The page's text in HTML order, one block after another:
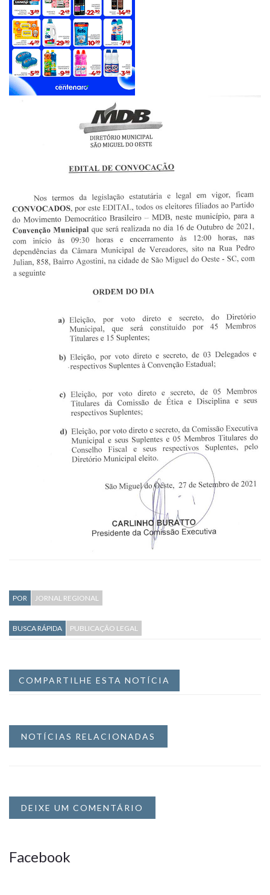
POR JORNAL REGIONAL
BUSCA RÁPIDA PUBLICAÇÃO LEGAL
COMPARTILHE ESTA NOTÍCIA
NOTÍCIAS RELACIONADAS
DEIXE UM COMENTÁRIO
Facebook